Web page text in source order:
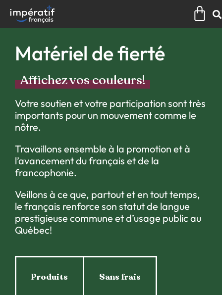
contenu
Matériel de fierté
Affichez vos couleurs!
Votre soutien et votre participation sont très
importants pour un mouvement comme le
nôtre.
Travaillons ensemble à la promotion et à
l’avancement du français et de la
francophonie.
Veillons à ce que, partout et en tout temps,
le français renforce son statut de langue
prestigieuse commune et d’usage public au
Québec!
Produits Sans frais